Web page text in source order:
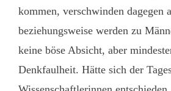
kommen, verschwinden dagegen
beziehungsweise werden zu
keine böse Absicht, aber
Denkfaulheit. Hätte sich der